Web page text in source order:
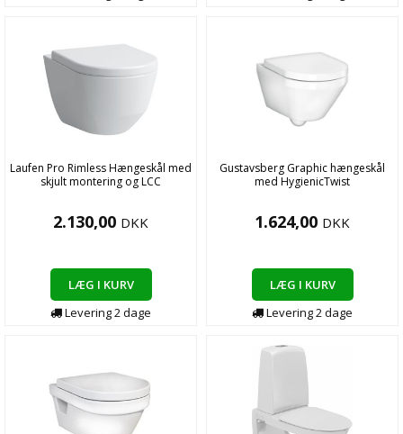
Laufen Pro Rimless Hængeskål med
skjult montering og LCC
2.130,00 DKK
LÆG I KURV
Levering2dage
Gustavsberg Graphic hængeskål
med HygienicTwist
1.624,00 DKK
LÆG I KURV
Levering2dage